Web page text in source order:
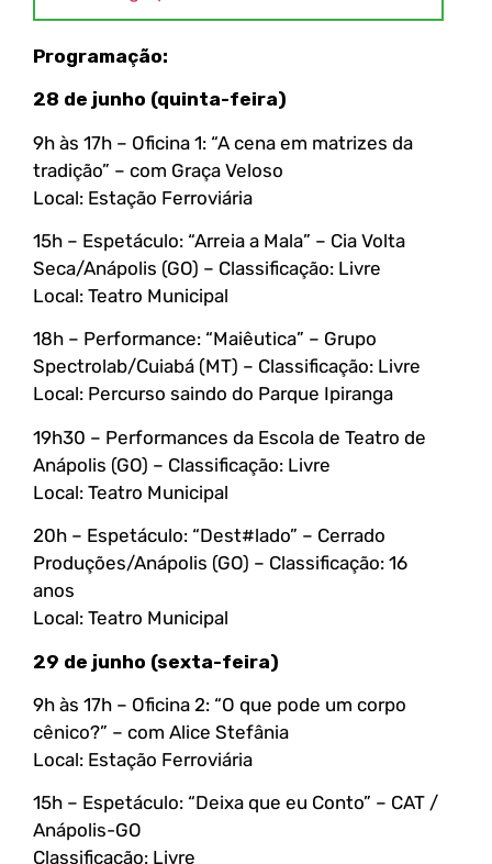
Programação:
28 de junho (quinta-feira)
9h às 17h – Oficina 1: “A cena em matrizes da
tradição” – com Graça Veloso
Local: Estação Ferroviária
15h – Espetáculo: “Arreia a Mala” – Cia Volta
Seca/Anápolis (GO) – Classificação: Livre
Local: Teatro Municipal
18h – Performance: “Maiêutica” – Grupo
Spectrolab/Cuiabá (MT) – Classificação: Livre
Local: Percurso saindo do Parque Ipiranga
19h30 – Performances da Escola de Teatro de
Anápolis (GO) – Classificação: Livre
Local: Teatro Municipal
20h – Espetáculo: “Dest#lado” – Cerrado
Produções/Anápolis (GO) – Classificação: 16
anos
Local: Teatro Municipal
29 de junho (sexta-feira)
9h às 17h – Oficina 2: “O que pode um corpo
cênico?” – com Alice Stefânia
Local: Estação Ferroviária
15h – Espetáculo: “Deixa que eu Conto” – CAT /
Anápolis-GO
Classificação: Livre